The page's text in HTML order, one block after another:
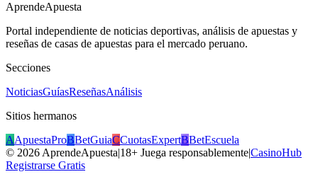
AprendeApuesta
Portal independiente de noticias deportivas, análisis de apuestas y
reseñas de casas de apuestas para el mercado peruano.
Secciones
NoticiasGuíasReseñasAnálisis
Sitios hermanos
AApuestaProBBetGuiaCCuotasExpertBBetEscuela
© 2026 AprendeApuesta|18+ Juega responsablemente|CasinoHub
Registrarse Gratis